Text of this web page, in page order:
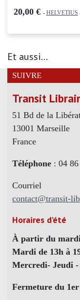
20,00 € - HELVETIUS
Et aussi...
SUIVRE
Transit
51 Bd de la
13001 Marseille
France
Téléphone : 04
Courriel
contact@transit-
Horaires d’été
À partir du
Mardi de 13h à
Mercredi- Jeudi -
Fermeture du